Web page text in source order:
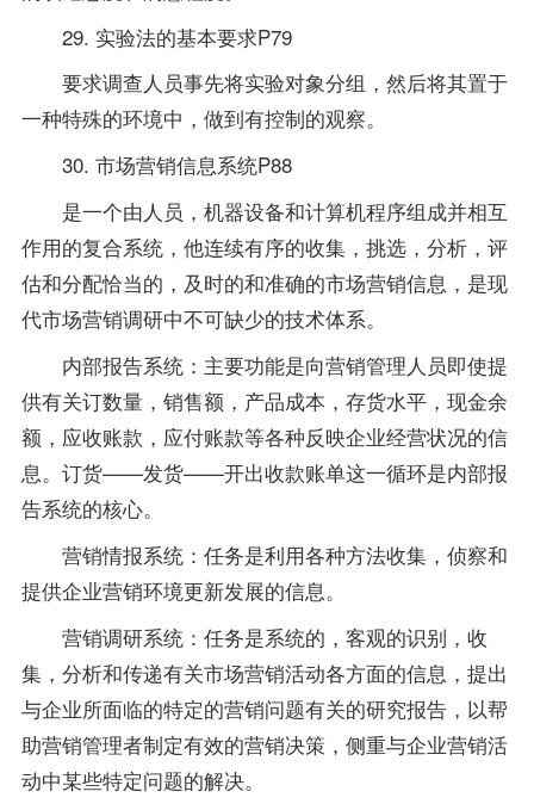
29. 实验法的基本要求P79
要求调查人员事先将实验对象分组，然后将其置于
一种特殊的环境中，做到有控制的观察。
30. 市场营销信息系统P88
是一个由人员，机器设备和计算机程序组成并相互
作用的复合系统，他连续有序的收集，挑选，分析，评
估和分配恰当的，及时的和准确的市场营销信息，是现
代市场营销调研中不可缺少的技术体系。
内部报告系统：主要功能是向营销管理人员即使提
供有关订数量，销售额，产品成本，存货水平，现金余
额，应收账款，应付账款等各种反映企业经营状况的信
息。订货——发货——开出收款账单这一循环是内部报
告系统的核心。
营销情报系统：任务是利用各种方法收集，侦察和
提供企业营销环境更新发展的信息。
营销调研系统：任务是系统的，客观的识别，收
集，分析和传递有关市场营销活动各方面的信息，提出
与企业所面临的特定的营销问题有关的研究报告，以帮
助营销管理者制定有效的营销决策，侧重与企业营销活
动中某些特定问题的解决。